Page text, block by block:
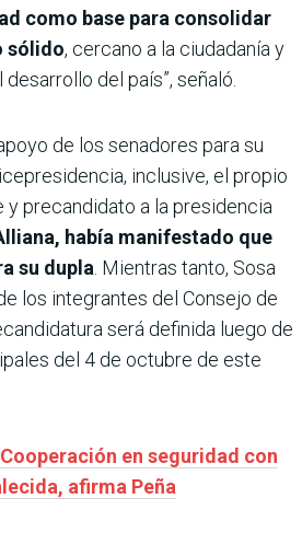
como base para consolidar
sólido, cercano a la ciudadanía y
del país”, señaló.
de los senadores para su
inclusive, el propio
precandidato a la presidencia
había manifestado que
su dupla . Mientras tanto, Sosa
los integrantes del Consejo de
será definida luego de
del 4 de octubre de este
en seguridad con
afirma Peña